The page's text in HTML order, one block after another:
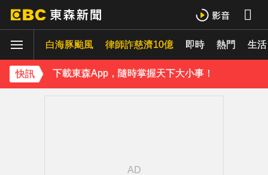
白海豚颱風 律師詐慈濟10億 即時 熱門 生活
快訊
《理財達人秀》X 安聯投信免費講座報名中！搶先卡位 2027
下載東森App，隨時掌握天下大小事！